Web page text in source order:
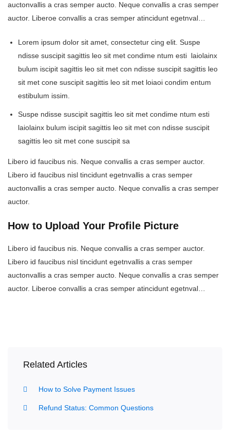
auctonvallis a cras semper aucto. Neque convallis a cras semper
auctor. Liberoe convallis a cras semper atincidunt egetnval…
Lorem ipsum dolor sit amet, consectetur cing elit. Suspe
ndisse suscipit sagittis leo sit met condime ntum esti laiolainx
bulum iscipit sagittis leo sit met con ndisse suscipit sagittis leo
sit met cone suscipit sagittis leo sit met loiaoi condim entum
estibulum issim.
Suspe ndisse suscipit sagittis leo sit met condime ntum esti
laiolainx bulum iscipit sagittis leo sit met con ndisse suscipit
sagittis leo sit met cone suscipit sa
Libero id faucibus nis. Neque convallis a cras semper auctor.
Libero id faucibus nisl tincidunt egetnvallis a cras semper
auctonvallis a cras semper aucto. Neque convallis a cras semper
auctor.
How to Upload Your Profile Picture
Libero id faucibus nis. Neque convallis a cras semper auctor.
Libero id faucibus nisl tincidunt egetnvallis a cras semper
auctonvallis a cras semper aucto. Neque convallis a cras semper
auctor. Liberoe convallis a cras semper atincidunt egetnval…
Related Articles
How to Solve Payment Issues
Refund Status: Common Questions